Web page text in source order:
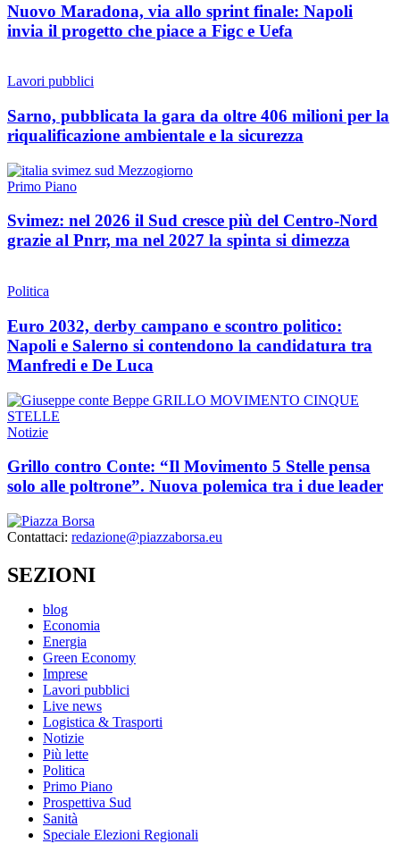
Nuovo Maradona, via allo sprint finale: Napoli
invia il progetto che piace a Figc e Uefa
Lavori pubblici
Sarno, pubblicata la gara da oltre 406 milioni per la
riqualificazione ambientale e la sicurezza
Primo Piano
Svimez: nel 2026 il Sud cresce più del Centro-Nord
grazie al Pnrr, ma nel 2027 la spinta si dimezza
Politica
Euro 2032, derby campano e scontro politico:
Napoli e Salerno si contendono la candidatura tra
Manfredi e De Luca
Notizie
Grillo contro Conte: “Il Movimento 5 Stelle pensa
solo alle poltrone”. Nuova polemica tra i due leader
Contattaci: redazione@piazzaborsa.eu
SEZIONI
blog
Economia
Energia
Green Economy
Imprese
Lavori pubblici
Live news
Logistica & Trasporti
Notizie
Più lette
Politica
Primo Piano
Prospettiva Sud
Sanità
Speciale Elezioni Regionali